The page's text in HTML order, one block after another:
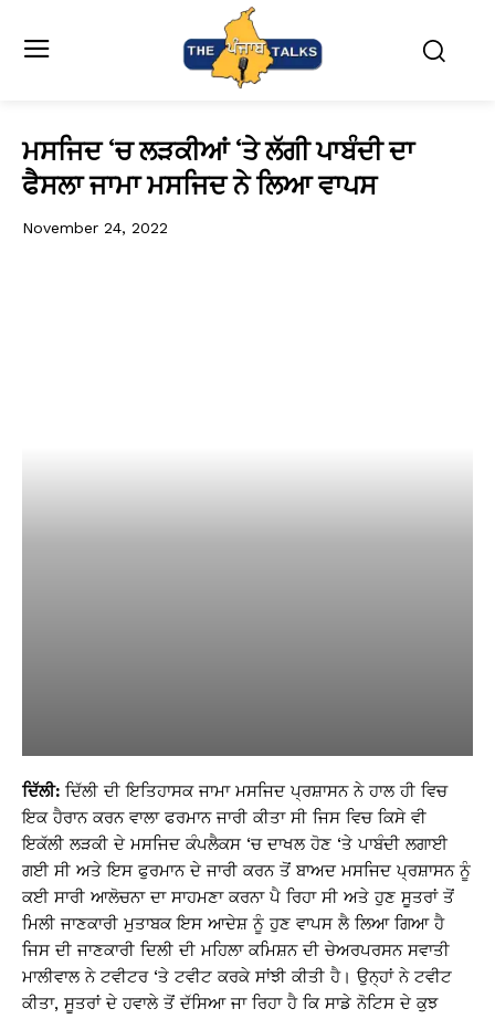
ਮਸਜਿਦ ‘ਚ ਲੜਕੀਆਂ ‘ਤੇ ਲੱਗੀ ਪਾਬੰਦੀ ਦਾ
ਫੈਸਲਾ ਜਾਮਾ ਮਸਜਿਦ ਨੇ ਲਿਆ ਵਾਪਸ
November 24, 2022
ਦਿੱਲੀ: ਦਿੱਲੀ ਦੀ ਇਤਿਹਾਸਕ ਜਾਮਾ ਮਸਜਿਦ ਪ੍ਰਸ਼ਾਸਨ ਨੇ ਹਾਲ ਹੀ ਵਿਚ
ਇਕ ਹੈਰਾਨ ਕਰਨ ਵਾਲਾ ਫਰਮਾਨ ਜਾਰੀ ਕੀਤਾ ਸੀ ਜਿਸ ਵਿਚ ਕਿਸੇ ਵੀ
ਇਕੱਲੀ ਲੜਕੀ ਦੇ ਮਸਜਿਦ ਕੰਪਲੈਕਸ ‘ਚ ਦਾਖਲ ਹੋਣ ‘ਤੇ ਪਾਬੰਦੀ ਲਗਾਈ
ਗਈ ਸੀ ਅਤੇ ਇਸ ਫੁਰਮਾਨ ਦੇ ਜਾਰੀ ਕਰਨ ਤੋਂ ਬਾਅਦ ਮਸਜਿਦ ਪ੍ਰਸ਼ਾਸਨ ਨੂੰ
ਕਈ ਸਾਰੀ ਆਲੋਚਨਾ ਦਾ ਸਾਹਮਣਾ ਕਰਨਾ ਪੈ ਰਿਹਾ ਸੀ ਅਤੇ ਹੁਣ ਸੂਤਰਾਂ ਤੋਂ
ਮਿਲੀ ਜਾਣਕਾਰੀ ਮੁਤਾਬਕ ਇਸ ਆਦੇਸ਼ ਨੂੰ ਹੁਣ ਵਾਪਸ ਲੈ ਲਿਆ ਗਿਆ ਹੈ
ਜਿਸ ਦੀ ਜਾਣਕਾਰੀ ਦਿਲੀ ਦੀ ਮਹਿਲਾ ਕਮਿਸ਼ਨ ਦੀ ਚੇਅਰਪਰਸਨ ਸਵਾਤੀ
ਮਾਲੀਵਾਲ ਨੇ ਟਵੀਟਰ ‘ਤੇ ਟਵੀਟ ਕਰਕੇ ਸਾਂਝੀ ਕੀਤੀ ਹੈ। ਉਨ੍ਹਾਂ ਨੇ ਟਵੀਟ
ਕੀਤਾ, ਸੂਤਰਾਂ ਦੇ ਹਵਾਲੇ ਤੋਂ ਦੱਸਿਆ ਜਾ ਰਿਹਾ ਹੈ ਕਿ ਸਾਡੇ ਨੋਟਿਸ ਦੇ ਕੁਝ